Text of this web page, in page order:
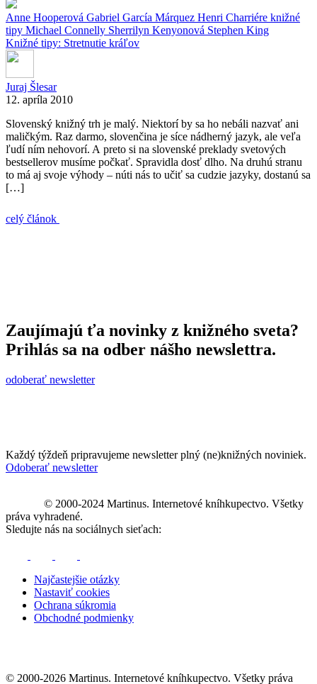
Anne Hooperová Gabriel García Márquez Henri Charriére knižné
tipy Michael Connelly Sherrilyn Kenyonová Stephen King
Knižné tipy: Stretnutie kráľov
Juraj Šlesar
12. apríla 2010
Slovenský knižný trh je malý. Niektorí by sa ho nebáli nazvať ani
maličkým. Raz darmo, slovenčina je síce nádherný jazyk, ale veľa
ľudí ním nehovorí. A preto si na slovenské preklady svetových
bestsellerov musíme počkať. Spravidla dosť dlho. Na druhú stranu
to má aj svoje výhody – núti nás to učiť sa cudzie jazyky, dostanú sa
[…]
celý článok
Zaujímajú ťa novinky z knižného sveta?
Prihlás sa na odber nášho newslettra.
odoberať newsletter
Každý týždeň pripravujeme newsletter plný (ne)knižných noviniek.
Odoberať newsletter
© 2000-2024 Martinus. Internetové kníhkupectvo. Všetky
práva vyhradené.
Sledujte nás na sociálnych sieťach:
Najčastejšie otázky
Nastaviť cookies
Ochrana súkromia
Obchodné podmienky
© 2000-2026 Martinus. Internetové kníhkupectvo. Všetky práva